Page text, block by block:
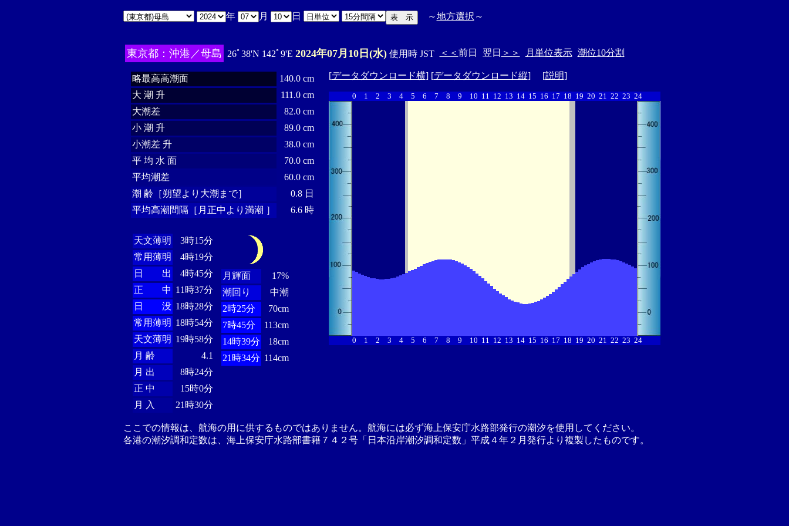
年 月 日 ～地方選択 ～
東京都：沖港／母島 26ﾟ38'N 142ﾟ9'E 2024年07月10日(水)使用時 JST ＜＜ 前日 翌日 ＞＞ 月単位表示 潮位10分割
略最高高潮面
140.0 cm
大 潮 升
111.0 cm
大潮差
82.0 cm
小 潮 升
89.0 cm
小潮差 升
38.0 cm
平 均 水 面
70.0 cm
平均潮差
60.0 cm
潮 齢［朔望より大潮まで］
0.8 日
平均高潮間隔［月正中より満潮 ］
6.6 時
天文薄明
3時15分
常用薄明
4時19分
日 出
4時45分
正 中 11時37分
日 没 18時28分
常用薄明 18時54分
天文薄明 19時58分
月 齢
4.1
月 出
8時24分
正 中
15時0分
月 入
21時30分
月輝面
17%
潮回り
中潮
2時25分
70cm
7時45分
113cm
14時39分
18cm
21時34分 114cm
[データダウンロード横] [データダウンロード縦] [説明]
0 1 2 3 4 5 6 7 8 9 10 11 12 13 14 15 16 17 18 19 20 21 22 23 24
0 1 2 3 4 5 6 7 8 9 10 11 12 13 14 15 16 17 18 19 20 21 22 23 24
ここでの情報は、航海の用に供するものではありません。航海には必ず海上保安庁水路部発行の潮汐を使用してください。
各港の潮汐調和定数は、海上保安庁水路部書籍７４２号「日本沿岸潮汐調和定数」平成４年２月発行より複製したものです。